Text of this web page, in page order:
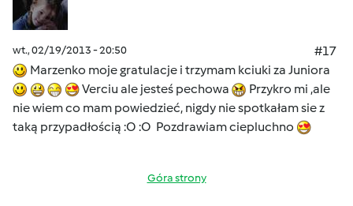
wt., 02/19/2013 - 20:50
#17
Marzenko moje gratulacje i trzymam kciuki za Juniora
Verciu ale jesteś pechowa
Przykro mi ,ale
nie wiem co mam powiedzieć, nigdy nie spotkałam sie z
taką przypadłością :O :O Pozdrawiam ciepluchno
Góra strony